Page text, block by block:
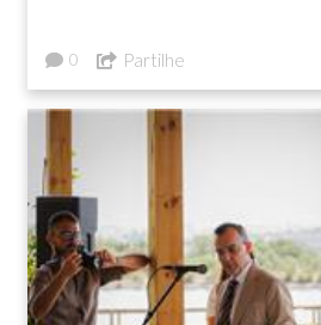
0 Partilhe